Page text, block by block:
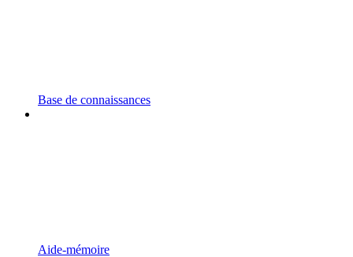
Base de connaissances
Aide-mémoire